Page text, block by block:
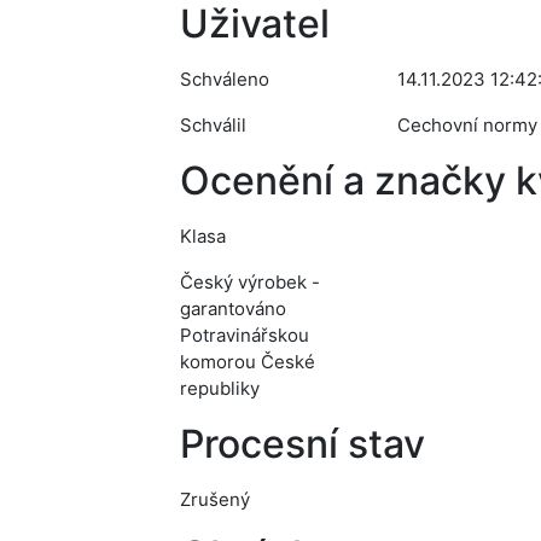
Uživatel
Schváleno
14.11.2023
Schválil
Cechovní normy
Ocenění a značky
Klasa
Český výrobek -
garantováno
Potravinářskou
komorou České
republiky
Procesní stav
Zrušený